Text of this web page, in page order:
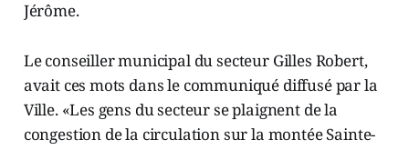
Jérôme.
Le conseiller municipal du secteur Gilles Robert,
avait ces mots dans le communiqué diffusé par la
Ville. «Les gens du secteur se plaignent de la
congestion de la circulation sur la montée Sainte-